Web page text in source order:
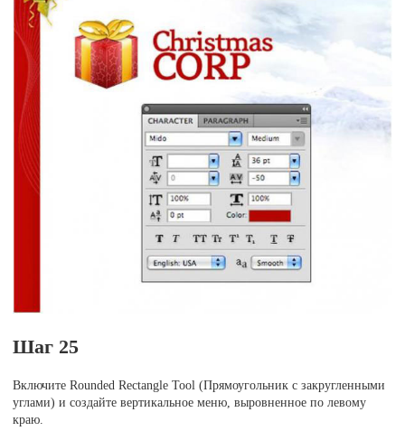
Шаг 25
Включите Rounded Rectangle Tool (Прямоугольник с закругленными
углами) и создайте вертикальное меню, выровненное по левому
краю.